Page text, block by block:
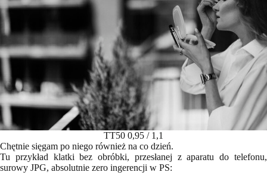
TT50 0,95 / 1,1
Chętnie sięgam po niego również na co dzień.
Tu przykład klatki bez obróbki, przesłanej z aparatu do telefonu,
surowy JPG, absolutnie zero ingerencji w PS: